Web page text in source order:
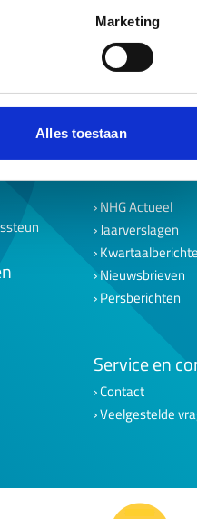
Marketing
Alles toestaan
Over ons
Ons verhaal
Bedrijfsvoering
Evaluaties
English summary
Werken bij NHG
NHG Actueel
Jaarverslagen
Nieuwsbrieven
Persberichten
Service en
Contact
Veelgestelde